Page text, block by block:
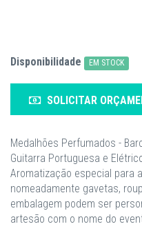
Disponibilidade EM STOCK
SOLICITAR
Medalhões Perfumados -
Guitarra Portuguesa e
Aromatização especial para
nomeadamente gavetas,
embalagem podem ser
artesão com o nome do